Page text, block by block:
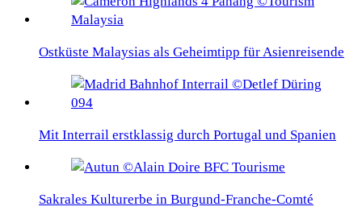
Ostküste Malaysias als Geheimtipp für Asienreisende
Mit Interrail erstklassig durch Portugal und Spanien
Sakrales Kulturerbe in Burgund-Franche-Comté